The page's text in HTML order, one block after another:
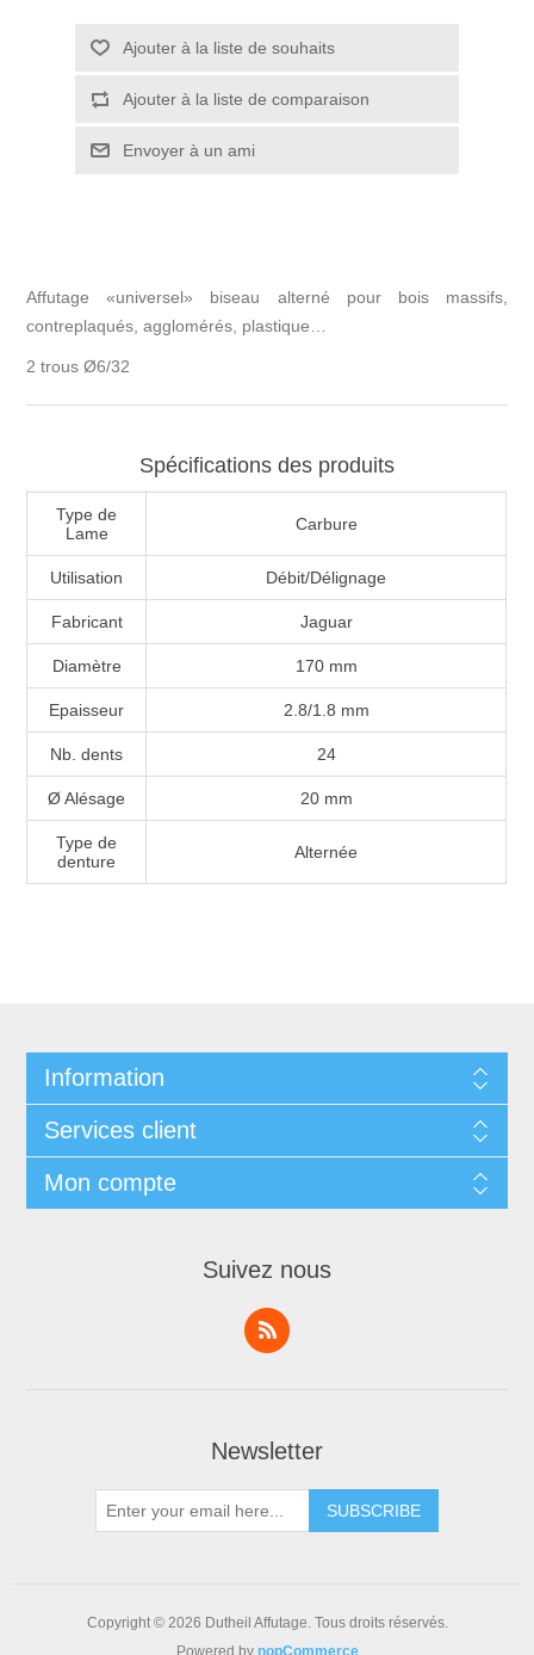
Affutage «universel» biseau alterné pour bois massifs,
contreplaqués, agglomérés, plastique…
2 trous Ø6/32
Spécifications des produits
Type de
Lame
Carbure
Utilisation Débit/Délignage
Fabricant Jaguar
Diamètre 170 mm
Epaisseur 2.8/1.8 mm
Nb. dents 24
Ø Alésage 20 mm
Type de
denture
Alternée
Information
Services client
Mon compte
Suivez nous
Newsletter
Copyright © 2026 Dutheil Affutage. Tous droits réservés.
Powered by nopCommerce